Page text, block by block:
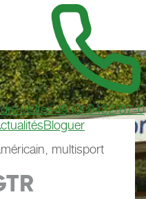
visite+49 (0) 8432/87-0
Bloguer
multisport